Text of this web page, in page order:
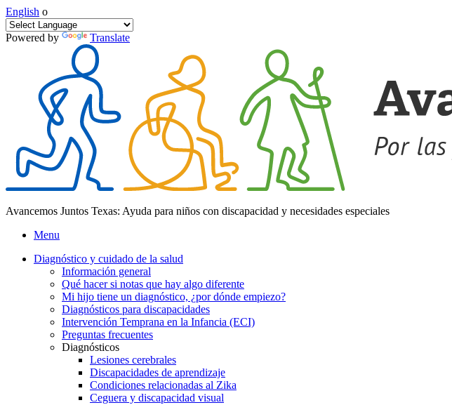
English o
Powered by Translate
Avancemos Juntos Texas: Ayuda para niños con discapacidad y necesidades especiales
Menu
Diagnóstico y cuidado de la salud
Información general
Qué hacer si notas que hay algo diferente
Mi hijo tiene un diagnóstico, ¿por dónde empiezo?
Diagnósticos para discapacidades
Intervención Temprana en la Infancia (ECI)
Preguntas frecuentes
Diagnósticos
Lesiones cerebrales
Discapacidades de aprendizaje
Condiciones relacionadas al Zika
Ceguera y discapacidad visual